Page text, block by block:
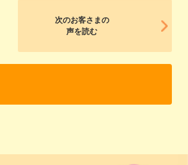
次のお客さまの
声を読む